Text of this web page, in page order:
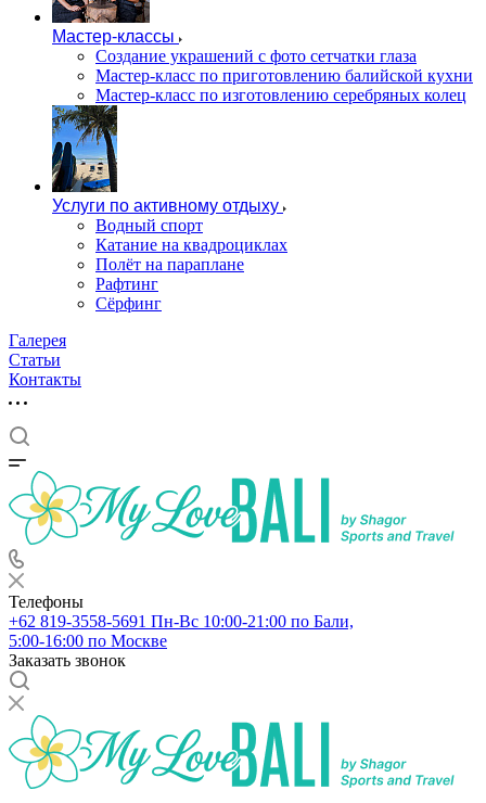
Мастер-классы
Создание украшений с фото сетчатки глаза
Мастер-класс по приготовлению балийской кухни
Мастер-класс по изготовлению серебряных колец
Услуги по активному отдыху
Водный спорт
Катание на квадроциклах
Полёт на параплане
Рафтинг
Сёрфинг
Галерея
Статьи
Контакты
Телефоны
+62 819‑3558‑5691‬ Пн-Вс 10:00-21:00 по Бали,
5:00-16:00 по Москве
Заказать звонок